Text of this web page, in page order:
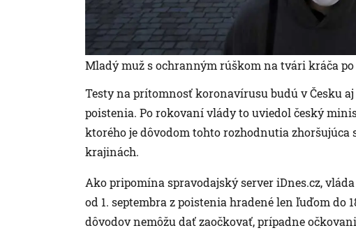
Mladý muž s ochranným rúškom na tvári kráča
Testy na prítomnosť koronavírusu budú v Česku
poistenia. Po rokovaní vlády to uviedol český
ktorého je dôvodom tohto rozhodnutia
krajinách.
Ako pripomína spravodajský server iDnes.cz,
od 1. septembra z poistenia hradené len ľuďom do
dôvodov nemôžu dať zaočkovať, prípadne